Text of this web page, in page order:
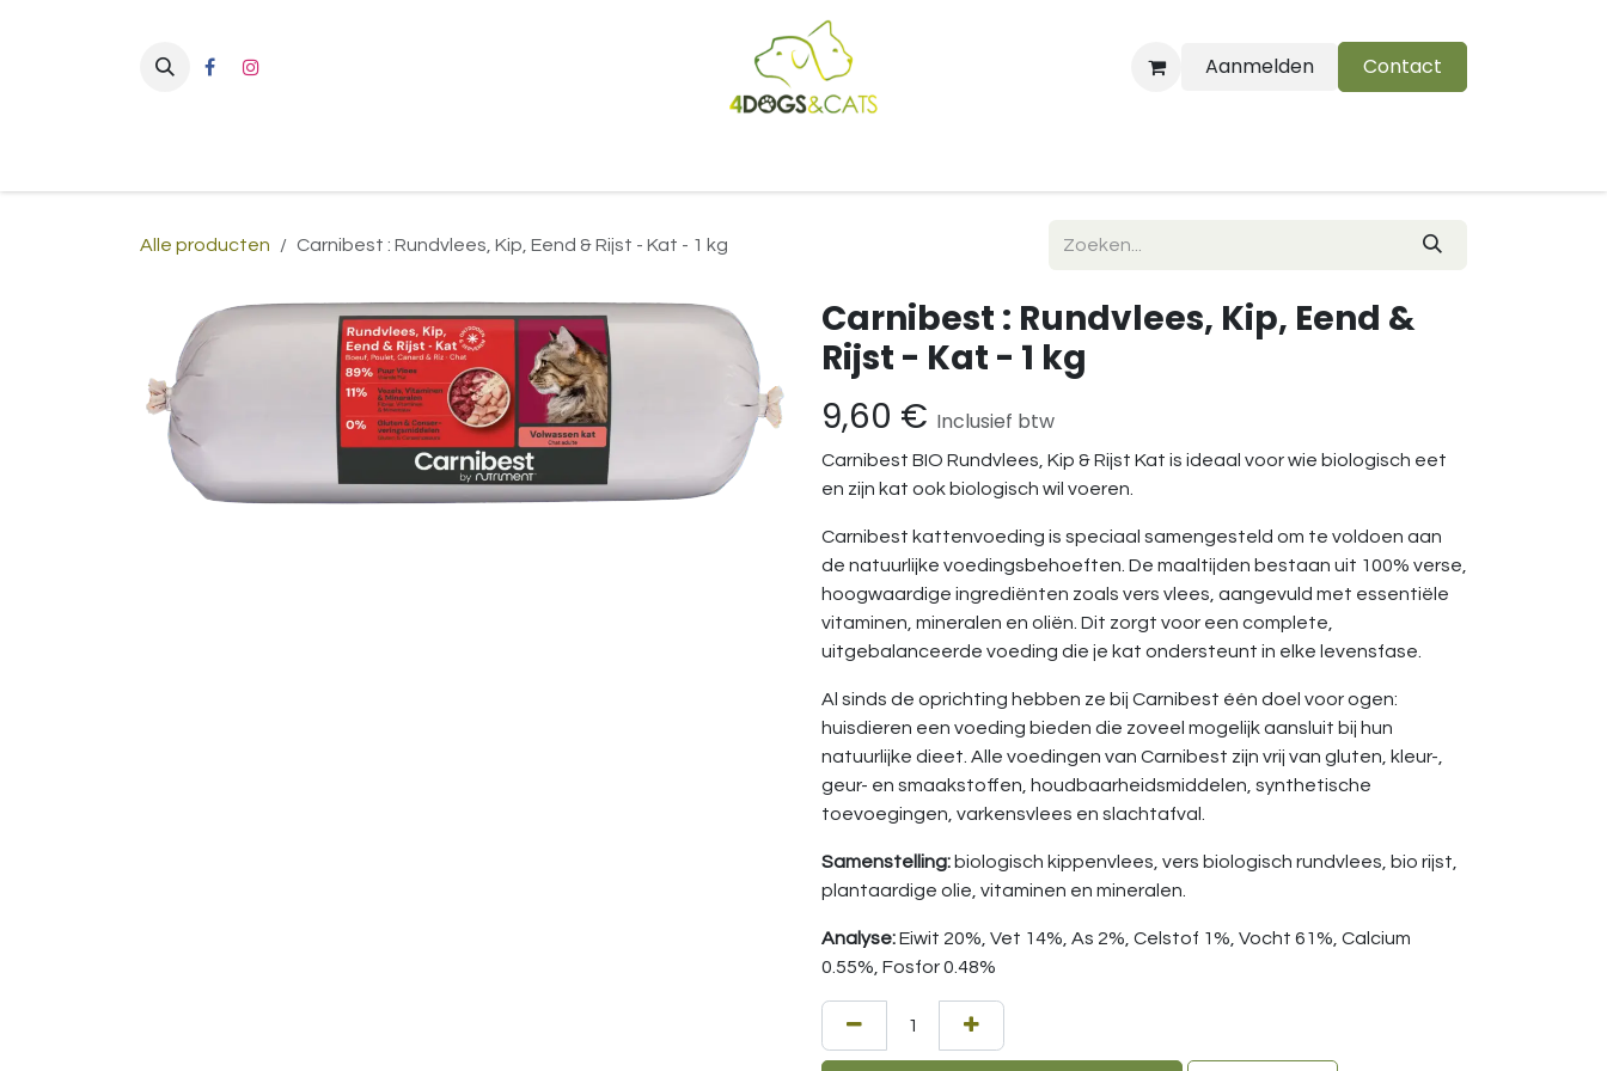
Aanmelden
Contact
Alle producten Carnibest : Rundvlees, Kip, Eend & Rijst - Kat - 1 kg
Carnibest : Rundvlees, Kip, Eend &
Rijst - Kat - 1 kg
9,60 € Inclusief btw
Carnibest BIO Rundvlees, Kip & Rijst Kat is ideaal voor wie biologisch eet
en zijn kat ook biologisch wil voeren.
Carnibest kattenvoeding is speciaal samengesteld om te voldoen aan
de natuurlijke voedingsbehoeften. De maaltijden bestaan uit 100% verse,
hoogwaardige ingrediënten zoals vers vlees, aangevuld met essentiële
vitaminen, mineralen en oliën. Dit zorgt voor een complete,
uitgebalanceerde voeding die je kat ondersteunt in elke levensfase.
Al sinds de oprichting hebben ze bij Carnibest één doel voor ogen:
huisdieren een voeding bieden die zoveel mogelijk aansluit bij hun
natuurlijke dieet. Alle voedingen van Carnibest zijn vrij van gluten, kleur-,
geur- en smaakstoffen, houdbaarheidsmiddelen, synthetische
toevoegingen, varkensvlees en slachtafval.
Samenstelling: biologisch kippenvlees, vers biologisch rundvlees, bio rijst,
plantaardige olie, vitaminen en mineralen.
Analyse:Eiwit 20%, Vet 14%, As 2%, Celstof 1%, Vocht 61%, Calcium
0.55%, Fosfor 0.48%